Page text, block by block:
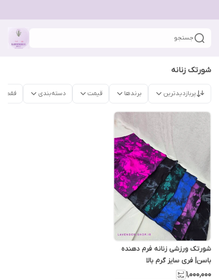
جستجو
شورتک زنانه
پربازدیدترین برندها قیمت دسته‌بندی فقط
شورتک ورزشی زنانه فرم دهنده
باسن| فری سایز گرم بالا
۱٬۰۰۰٬۰۰۰